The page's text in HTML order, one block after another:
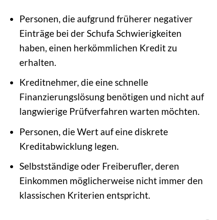
Personen, die aufgrund früherer negativer
Einträge bei der Schufa Schwierigkeiten
haben, einen herkömmlichen Kredit zu
erhalten.
Kreditnehmer, die eine schnelle
Finanzierungslösung benötigen und nicht auf
langwierige Prüfverfahren warten möchten.
Personen, die Wert auf eine diskrete
Kreditabwicklung legen.
Selbstständige oder Freiberufler, deren
Einkommen möglicherweise nicht immer den
klassischen Kriterien entspricht.